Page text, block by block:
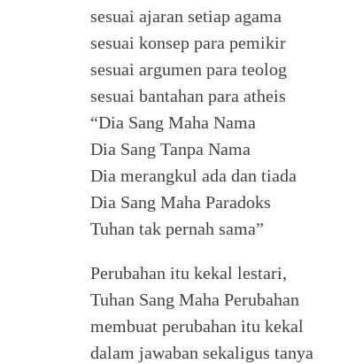
sesuai ajaran setiap agama
sesuai konsep para pemikir
sesuai argumen para teolog
sesuai bantahan para atheis
“Dia Sang Maha Nama
Dia Sang Tanpa Nama
Dia merangkul ada dan tiada
Dia Sang Maha Paradoks
Tuhan tak pernah sama”
Perubahan itu kekal lestari,
Tuhan Sang Maha Perubahan
membuat perubahan itu kekal
dalam jawaban sekaligus tanya